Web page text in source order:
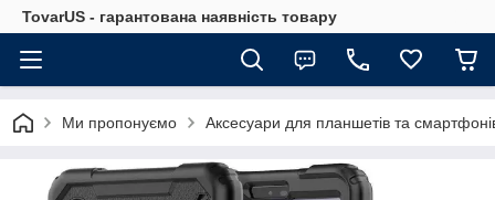
TovarUS - гарантована наявність товару
Ми пропонуємо Аксесуари для планшетів та